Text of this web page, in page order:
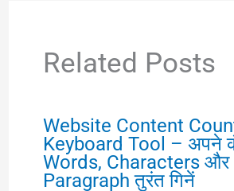
Related Posts
Website Content
Keyboard Tool – अपने
Words, Characters और
Paragraph तुरंत गिनें